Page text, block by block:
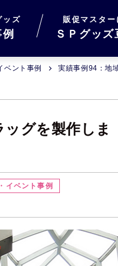
ッズ 販促マスター
ＳＰグッズ
ベント事例 実績事例94：地
グを製作しま
イベント事例